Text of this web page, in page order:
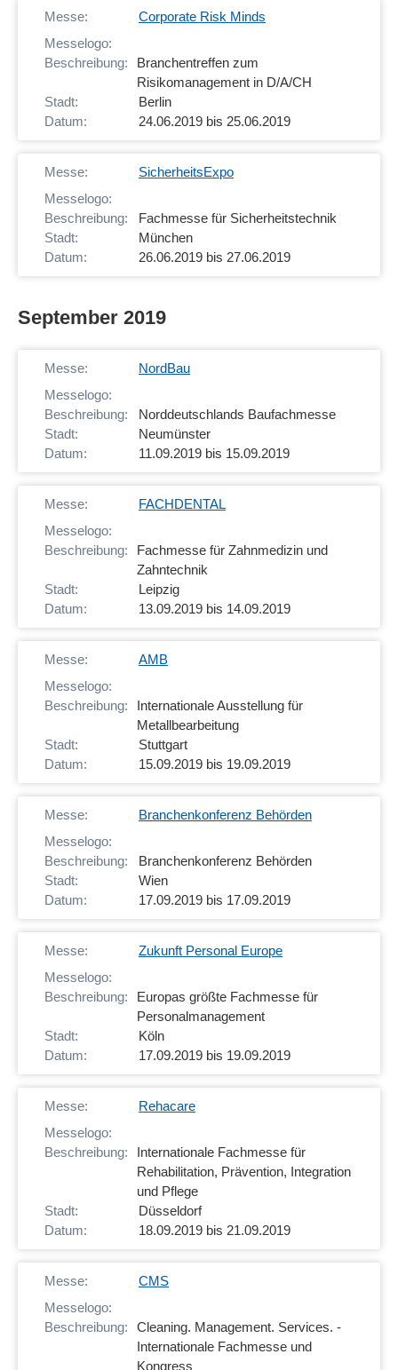
Corporate Risk Minds
Branchentreffen zum
Risikomanagement in D/A/CH
Berlin
24.06.2019 bis 25.06.2019
SicherheitsExpo
Fachmesse für Sicherheitstechnik
München
26.06.2019 bis 27.06.2019
September 2019
NordBau
Norddeutschlands Baufachmesse
Neumünster
11.09.2019 bis 15.09.2019
FACHDENTAL
Fachmesse für Zahnmedizin und
Zahntechnik
Leipzig
13.09.2019 bis 14.09.2019
AMB
Internationale Ausstellung für
Metallbearbeitung
Stuttgart
15.09.2019 bis 19.09.2019
Branchenkonferenz Behörden
Branchenkonferenz Behörden
Wien
17.09.2019 bis 17.09.2019
Zukunft Personal Europe
Europas größte Fachmesse für
Personalmanagement
Köln
17.09.2019 bis 19.09.2019
Rehacare
Internationale Fachmesse für
Rehabilitation, Prävention, Integration
und Pflege
Düsseldorf
18.09.2019 bis 21.09.2019
CMS
Cleaning. Management. Services. -
Internationale Fachmesse und
Kongress